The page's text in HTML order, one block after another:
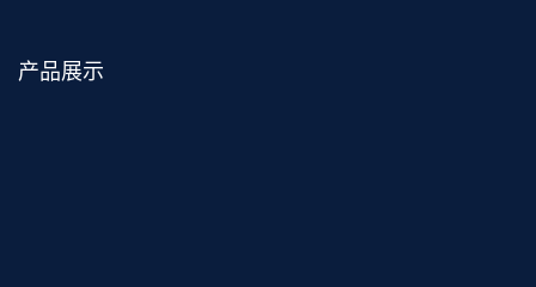
产品展示